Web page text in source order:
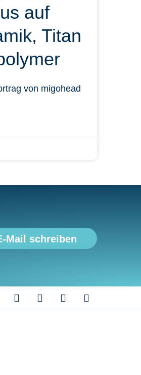
auf
Titan
von migohead
Mail schreiben